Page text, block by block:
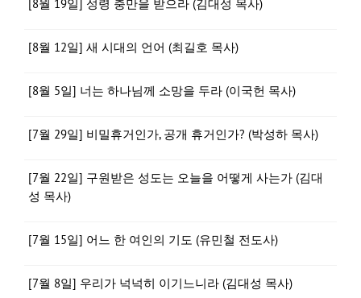
[8월 19일] 성령 충만을 받으라 (김대성 목사)
[8월 12일] 새 시대의 언어 (최길호 목사)
[8월 5일] 너는 하나님께 소망을 두라 (이국헌 목사)
[7월 29일] 비밀휴거인가, 공개 휴거인가? (박성하 목사)
[7월 22일] 구원받은 성도는 오늘을 어떻게 사는가 (김대
성 목사)
[7월 15일] 어느 한 여인의 기도 (유민철 전도사)
[7월 8일] 우리가 넉넉히 이기느니라 (김대성 목사)